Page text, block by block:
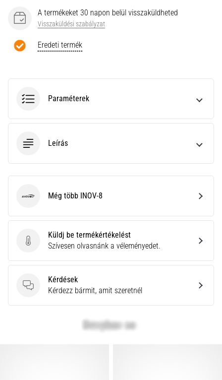
más?
Csatlakozz
Cross
Minden cikk
megjelenítése
A termékeket 30 napon belül visszaküldheted
Visszaküldési szabályzat
Eredeti termék
Paraméterek
Leírás
Küldj be termékértékelést
Küldj be termékértékelést
Szívesen olvasnánk a véleményedet.
Kérdések
Kérdések
Kérdezz bármit, amit szeretnél
INOV-8Még több INOV-8